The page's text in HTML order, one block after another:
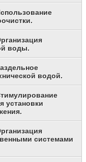
воды.
водой.
установки
системами